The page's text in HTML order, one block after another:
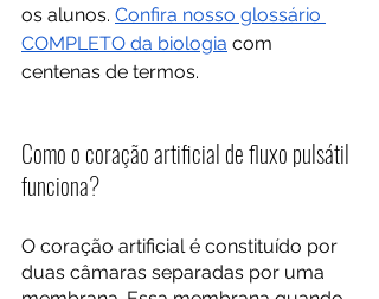
os alunos. Confira nosso glossário
COMPLETO da biologia com
centenas de termos.
Como o coração artificial de fluxo pulsátil
funciona?
O coração artificial é constituído por
duas câmaras separadas por uma